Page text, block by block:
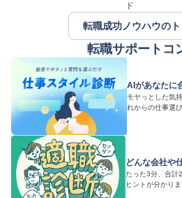
ド
転職成功ノウハウの
転職サポートコ
AIがあなたに
モヤっとした気
れからの仕事選
どんな会社や
たった3分、合計
ヒントが分かりま